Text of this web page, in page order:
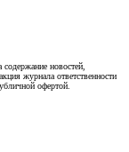
новостей,
журнала ответственности
офертой.